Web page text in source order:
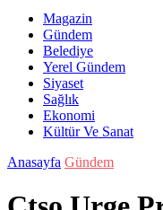
Magazin
Gündem
Belediye
Yerel Gündem
Siyaset
Sağlık
Ekonomi
Kültür Ve Sanat
Anasayfa Gündem